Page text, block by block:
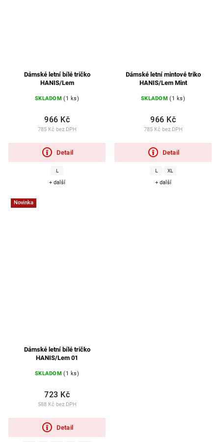
Dámské letní bílé tričko
HANIS/Lem
SKLADOM (1 ks)
785 Kč bez DPH
966 Kč
Detail
L
+ další
Dámské letní mintové triko
HANIS/Lem Mint
SKLADOM (1 ks)
785 Kč bez DPH
966 Kč
Detail
L XL
+ další
Novinka
Dámské letní bílé tričko
HANIS/Lem 01
SKLADOM (1 ks)
588 Kč bez DPH
723 Kč
Detail